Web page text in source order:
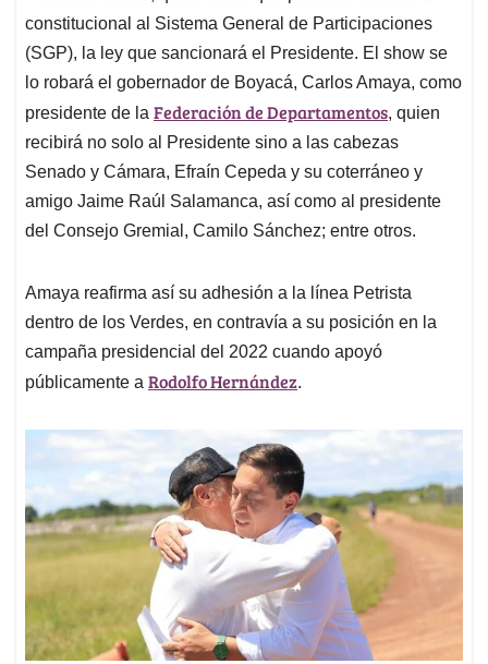
p
k
n
constitucional al Sistema General de Participaciones
(SGP), la ley que sancionará el Presidente. El show se
lo robará el gobernador de Boyacá, Carlos Amaya, como
presidente de la Federación de Departamentos, quien
recibirá no solo al Presidente sino a las cabezas
Senado y Cámara, Efraín Cepeda y su coterráneo y
amigo Jaime Raúl Salamanca, así como al presidente
del Consejo Gremial, Camilo Sánchez; entre otros.
Amaya reafirma así su adhesión a la línea Petrista
dentro de los Verdes, en contravía a su posición en la
campaña presidencial del 2022 cuando apoyó
públicamente a Rodolfo Hernández.